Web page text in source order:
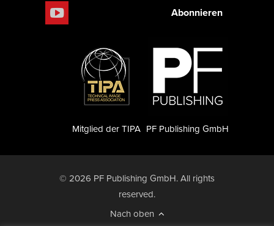
Abonnieren
PF Publishing GmbH
Mitglied der TIPA
© 2026 PF Publishing GmbH. All rights
reserved.
Nach oben